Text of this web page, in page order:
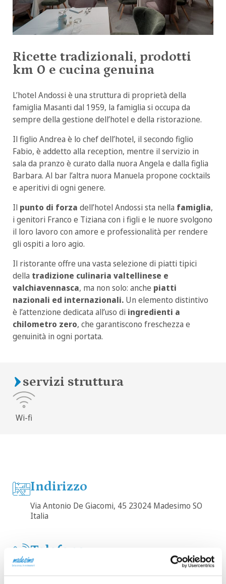
Ricette tradizionali, prodotti
km 0 e cucina genuina
L’hotel Andossi è una struttura di proprietà della
famiglia Masanti dal 1959, la famiglia si occupa da
sempre della gestione dell’hotel e della ristorazione.
Il figlio Andrea è lo chef dell’hotel, il secondo figlio
Fabio, è addetto alla reception, mentre il servizio in
sala da pranzo è curato dalla nuora Angela e dalla figlia
Barbara. Al bar l’altra nuora Manuela propone cocktails
e aperitivi di ogni genere.
Il punto di forza dell’hotel Andossi sta nella famiglia,
i genitori Franco e Tiziana con i figli e le nuore svolgono
il loro lavoro con amore e professionalità per rendere
gli ospiti a loro agio.
Il ristorante offre una vasta selezione di piatti tipici
della tradizione culinaria valtellinese e
valchiavennasca, ma non solo: anche piatti
nazionali ed internazionali. Un elemento distintivo
è l’attenzione dedicata all’uso di ingredienti a
chilometro zero, che garantiscono freschezza e
genuinità in ogni portata.
servizi struttura
Wi-fi
Indirizzo
Via Antonio De Giacomi, 45 23024 Madesimo SO
Italia
Telefono